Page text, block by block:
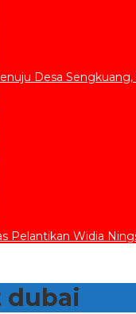
Desa
Pelantikan Widia
dubai